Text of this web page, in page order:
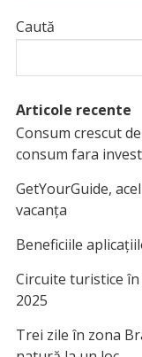
Caută
Articole recente
Consum crescut
consum fara
GetYourGuide,
vacanța
Beneficiile
Circuite turistice
2025
Trei zile în zona